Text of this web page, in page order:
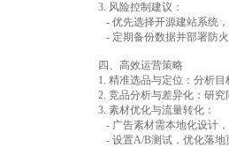
3. 风险控制建议：
- 优先选择开源建站系统
- 定期备份数据并部署防
四、高效运营策略
1. 精准选品与定位：分析
2. 竞品分析与差异化：研
3. 素材优化与流量转化：
- 广告素材需本地化设计
- 设置A/B测试，优化落